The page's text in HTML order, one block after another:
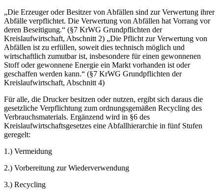
„Die Erzeuger oder Besitzer von Abfällen sind zur Verwertung ihrer
Abfälle verpflichtet. Die Verwertung von Abfällen hat Vorrang vor
deren Beseitigung.“ (§7 KrWG Grundpflichten der
Kreislaufwirtschaft, Abschnitt 2) „Die Pflicht zur Verwertung von
Abfällen ist zu erfüllen, soweit dies technisch möglich und
wirtschaftlich zumutbar ist, insbesondere für einen gewonnenen
Stoff oder gewonnene Energie ein Markt vorhanden ist oder
geschaffen werden kann.“ (§7 KrWG Grundpflichten der
Kreislaufwirtschaft, Abschnitt 4)
Für alle, die Drucker besitzen oder nutzen, ergibt sich daraus die
gesetzliche Verpflichtung zum ordnungsgemäßen Recycling des
Verbrauchsmaterials. Ergänzend wird in §6 des
Kreislaufwirtschaftsgesetzes eine Abfallhierarchie in fünf Stufen
geregelt:
1.) Vermeidung
2.) Vorbereitung zur Wiederverwendung
3.) Recycling